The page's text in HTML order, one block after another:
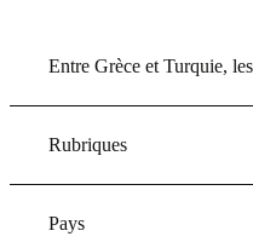
Entre Grèce et Turquie,
Rubriques
Pays